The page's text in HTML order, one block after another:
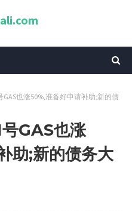
GAS也涨50%,准备好申请补助;新的债
GAS也涨
助;新的债务大